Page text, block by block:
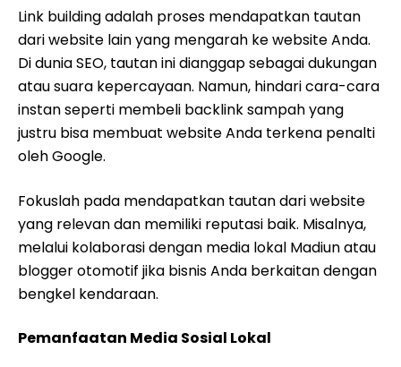
Link building adalah proses mendapatkan tautan
dari website lain yang mengarah ke website Anda.
Di dunia SEO, tautan ini dianggap sebagai dukungan
atau suara kepercayaan. Namun, hindari cara-cara
instan seperti membeli backlink sampah yang
justru bisa membuat website Anda terkena penalti
oleh Google.
Fokuslah pada mendapatkan tautan dari website
yang relevan dan memiliki reputasi baik. Misalnya,
melalui kolaborasi dengan media lokal Madiun atau
blogger otomotif jika bisnis Anda berkaitan dengan
bengkel kendaraan.
Pemanfaatan Media Sosial Lokal